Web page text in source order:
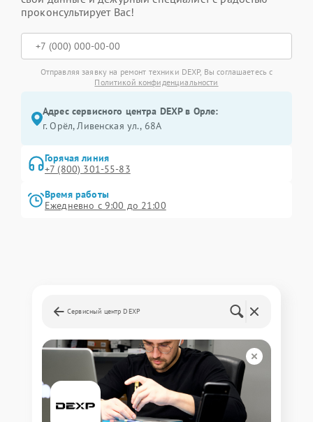
проконсультирует Вас!
Отправляя заявку на ремонт техники DEXP, Вы соглашаетесь с
Политикой конфиденциальности
Адрес сервисного центра DEXP в Орле:
г. Орёл, Ливенская ул., 68А
Горячая линия
+7 (800) 301-55-83
Время работы
Ежедневно с 9:00 до 21:00
Сервисный центр DEXP